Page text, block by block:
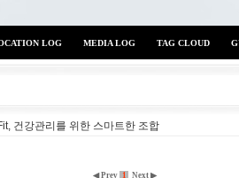
LOG MEDIA LOG TAG CLOUD
건강관리를 위한 스마트한 조합
◀ Prev 1 Next ▶